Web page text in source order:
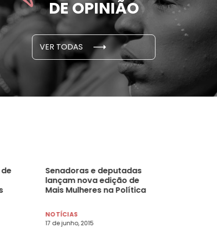
DE OPINIÃO
VER TODAS
em cada 6 já sofreu
E PESQUISAS
novembro, 2021
cidade
Senadoras e deputadas
lançam nova edição de
Mais Mulheres na Política
NOTÍCIAS
17 de junho, 2015